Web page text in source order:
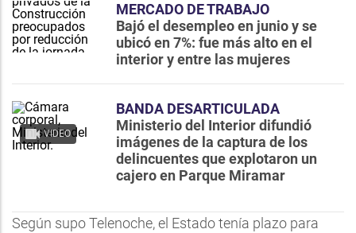
MERCADO DE TRABAJO
Bajó el desempleo en junio y se
ubicó en 7%: fue más alto en el
interior y entre las mujeres
VIDEO
BANDA DESARTICULADA
Ministerio del Interior difundió
imágenes de la captura de los
delincuentes que explotaron un
cajero en Parque Miramar
Según supo Telenoche, el Estado tenía plazo para